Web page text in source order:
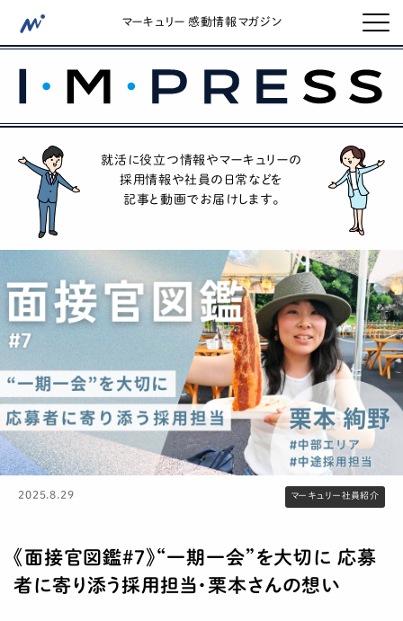
マーキュリー 感動情報マガジン
就活に役立つ情報やマーキュリーの
採用情報や社員の日常などを
記事と動画でお届けします。
2025.8.29 マーキュリー社員紹介
《面接官図鑑#7》“一期一会”を大切に 応募
者に寄り添う採用担当・栗本さんの想い